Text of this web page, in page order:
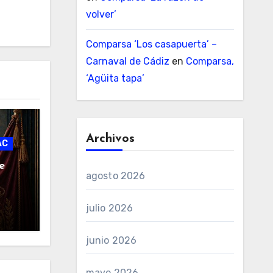
volver’
Comparsa ‘Los casapuerta’ –
Carnaval de Cádiz en Comparsa,
‘Agüita tapa’
Archivos
agosto 2026
julio 2026
junio 2026